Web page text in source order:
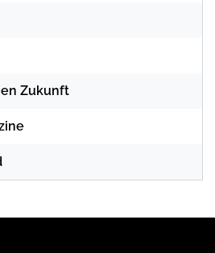
Zukunft